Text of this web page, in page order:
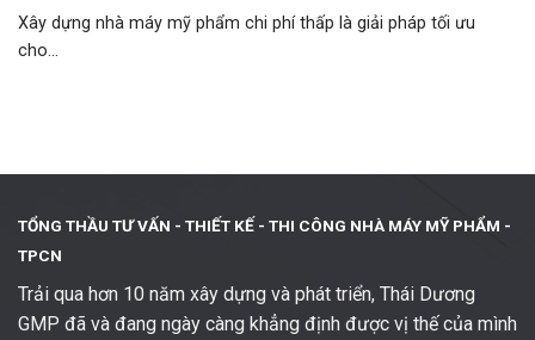
Xây dựng nhà máy mỹ phẩm chi phí thấp là giải pháp tối ưu
cho...
TỔNG THẦU TƯ VẤN - THIẾT KẾ - THI CÔNG NHÀ MÁY MỸ PHẨM -
TPCN
Trải qua hơn 10 năm xây dựng và phát triển, Thái Dương
GMP đã và đang ngày càng khẳng định được vị thế của mình